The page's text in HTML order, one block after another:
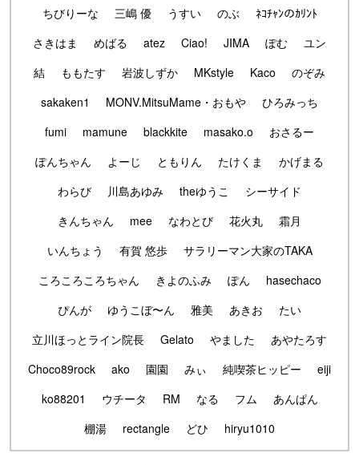
ちびりーな
三嶋 優 うすい のぶ
ﾈｺﾁｬﾝのｶﾘﾝﾄ
さきはま
めばる atez Ciao! JIMA ぽむ
ユン
結
ももたす 岩波しずか MKstyle Kaco
のぞみ
sakaken1
MONV.MitsuMame・おもや
ひろみっち
fumi
mamune blackkite masako.o
おさるー
ぽんちゃん
よーじ ともりん たけくま
かげまる
わらび
川島あゆみ theゆうこ
シーサイド
きんちゃん
mee なわとび 花火丸
霜月
いんちょう
有賀 悠歩
サラリーマン大家のTAKA
ころころころちゃん
きよのふみ ぽん
hasechaco
ぴんが
ゆうこぼ〜ん 雅美 あきお
たい
立川ほっとライン院長
Gelato やました
あやたろす
Choco89rock
ako 園園 みぃ 純喫茶ヒッピー
eiji
ko88201
ウチータ RM なる フム
あんぱん
棚湯
rectangle どひ hiryu1010